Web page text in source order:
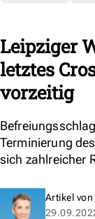
Leipziger
letztes
vorzeitig
Terminierung
sich zahlreicher
Artikel von